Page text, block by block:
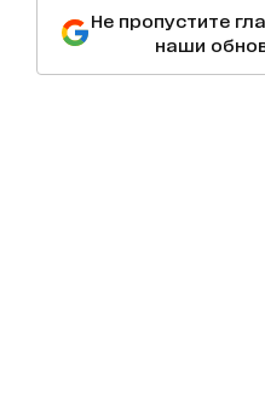
Не пропустите
наши